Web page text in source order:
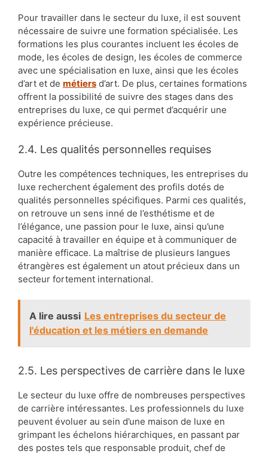
Pour travailler dans le secteur du luxe, il est souvent
nécessaire de suivre une formation spécialisée. Les
formations les plus courantes incluent les écoles de
mode, les écoles de design, les écoles de commerce
avec une spécialisation en luxe, ainsi que les écoles
d’art et de métiers d’art. De plus, certaines formations
offrent la possibilité de suivre des stages dans des
entreprises du luxe, ce qui permet d’acquérir une
expérience précieuse.
2.4. Les qualités personnelles requises
Outre les compétences techniques, les entreprises du
luxe recherchent également des profils dotés de
qualités personnelles spécifiques. Parmi ces qualités,
on retrouve un sens inné de l’esthétisme et de
l’élégance, une passion pour le luxe, ainsi qu’une
capacité à travailler en équipe et à communiquer de
manière efficace. La maîtrise de plusieurs langues
étrangères est également un atout précieux dans un
secteur fortement international.
A lire aussi Les entreprises du secteur de
l'éducation et les métiers en demande
2.5. Les perspectives de carrière dans le luxe
Le secteur du luxe offre de nombreuses perspectives
de carrière intéressantes. Les professionnels du luxe
peuvent évoluer au sein d’une maison de luxe en
grimpant les échelons hiérarchiques, en passant par
des postes tels que responsable produit, chef de